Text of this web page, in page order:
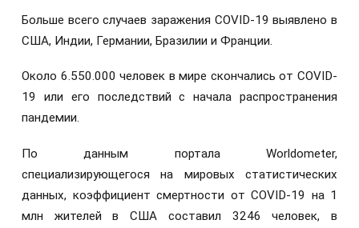
Больше всего случаев заражения COVID-19 выявлено в
США, Индии, Германии, Бразилии и Франции.
Около 6.550.000 человек в мире скончались от COVID-
19 или его последствий с начала распространения
пандемии.
По данным портала Worldometer,
специализирующегося на мировых статистических
данных, коэффициент смертности от COVID-19 на 1
млн жителей в США составил 3246 человек, в